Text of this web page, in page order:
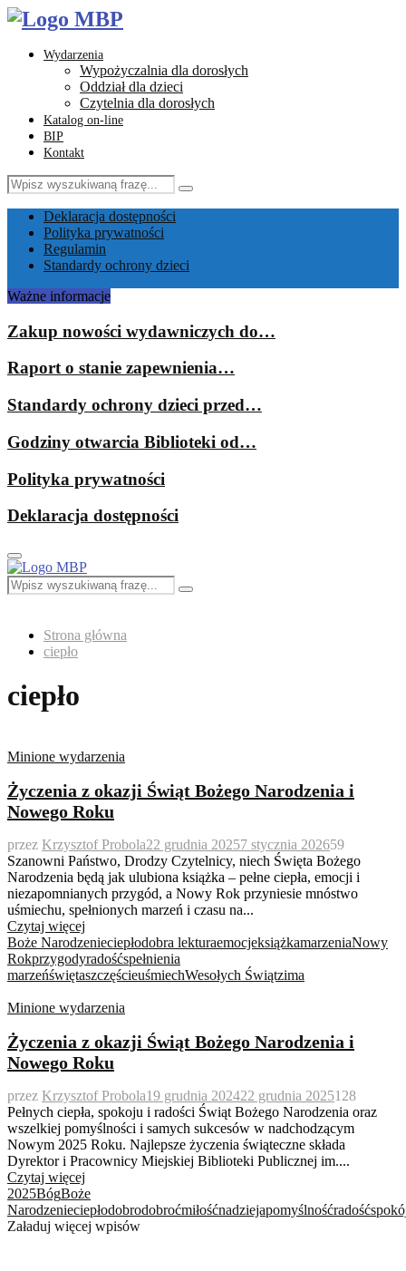
Wydarzenia
Wypożyczalnia dla dorosłych
Oddział dla dzieci
Czytelnia dla dorosłych
Katalog on-line
BIP
Kontakt
Search
for:
Search
Deklaracja dostępności
Polityka prywatności
Regulamin
Standardy ochrony dzieci
Ważne informacje
Zakup nowości wydawniczych do…
Raport o stanie zapewnienia…
Standardy ochrony dzieci przed…
Godziny otwarcia Biblioteki od…
Polityka prywatności
Deklaracja dostępności
Primary
Menu
Search
for:
Search
Strona główna
ciepło
ciepło
Minione wydarzenia
Życzenia z okazji Świąt Bożego Narodzenia i
Nowego Roku
przez Krzysztof Probola22 grudnia 20257 stycznia 202659
Szanowni Państwo, Drodzy Czytelnicy, niech Święta Bożego
Narodzenia będą jak ulubiona książka – pełne ciepła, emocji i
niezapomnianych przygód, a Nowy Rok przyniesie mnóstwo
uśmiechu, spełnionych marzeń i czasu na...
Czytaj więcej
Boże Narodzenieciepłodobra lekturaemocjeksiążkamarzeniaNowy
Rokprzygodyradośćspełnienia
marzeńświętaszczęścieuśmiechWesołych Świątzima
Minione wydarzenia
Życzenia z okazji Świąt Bożego Narodzenia i
Nowego Roku
przez Krzysztof Probola19 grudnia 202422 grudnia 2025128
Pełnych ciepła, spokoju i radości Świąt Bożego Narodzenia oraz
wszelkiej pomyślności i samych sukcesów w nadchodzącym
Nowym 2025 Roku. Najlepsze życzenia świąteczne składa
Dyrektor i Pracownicy Miejskiej Biblioteki Publicznej im....
Czytaj więcej
2025BógBoże
Narodzenieciepłodobrodobroćmiłośćnadziejapomyślnośćradość
Załaduj więcej wpisów